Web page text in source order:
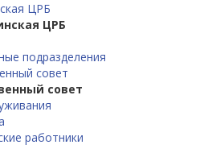
ЦРБ
ЦРБ
подразделения
совет
совет
работники